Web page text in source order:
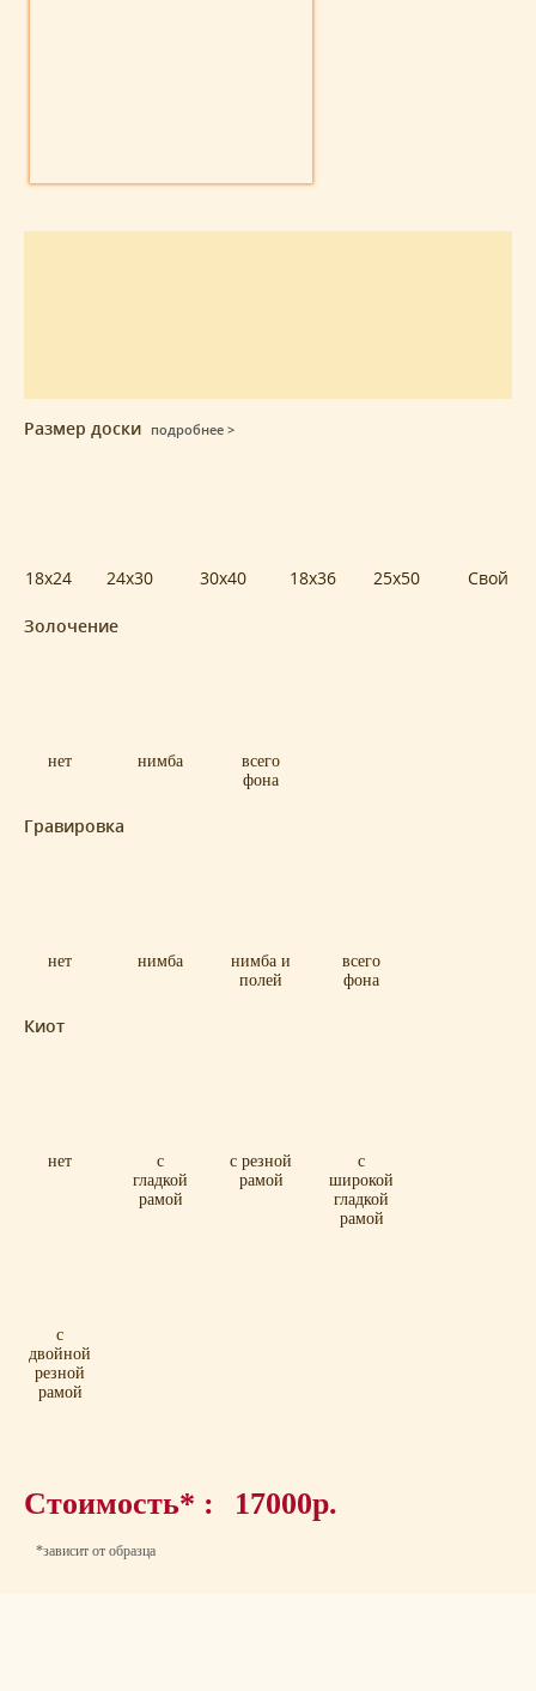
Размер доски подробнее >
18x24 24x30 30x40 18x36 25x50 Свой
Золочение
нет нимба
всего
фона
Гравировка
нет нимба
нимба и
полей
всего
фона
Киот
нет
с
гладкой
рамой
с резной
рамой
с
широкой
гладкой
рамой
с
двойной
резной
рамой
Стоимость* : 17000р.
*зависит от образца